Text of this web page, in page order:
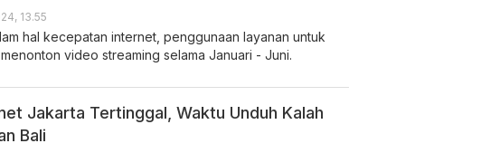
13.55
hal kecepatan internet, penggunaan layanan untuk
video streaming selama Januari - Juni.
Jakarta Tertinggal, Waktu Unduh Kalah
Bali